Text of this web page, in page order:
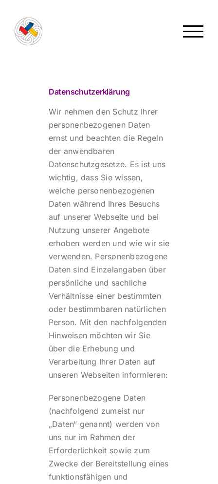
Inhalt
springen
Datenschutzerklärung
Wir nehmen den Schutz Ihrer
personenbezogenen Daten
ernst und beachten die Regeln
der anwendbaren
Datenschutzgesetze. Es ist uns
wichtig, dass Sie wissen,
welche personenbezogenen
Daten während Ihres Besuchs
auf unserer Webseite und bei
Nutzung unserer Angebote
erhoben werden und wie wir sie
verwenden. Personenbezogene
Daten sind Einzelangaben über
persönliche und sachliche
Verhältnisse einer bestimmten
oder bestimmbaren natürlichen
Person. Mit den nachfolgenden
Hinweisen möchten wir Sie
über die Erhebung und
Verarbeitung Ihrer Daten auf
unseren Webseiten informieren:
Personenbezogene Daten
(nachfolgend zumeist nur
„Daten“ genannt) werden von
uns nur im Rahmen der
Erforderlichkeit sowie zum
Zwecke der Bereitstellung eines
funktionsfähigen und